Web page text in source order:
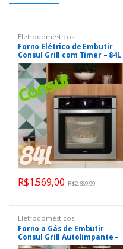
Eletrodomésticos
Forno Elétrico de Embutir
Consul Grill com Timer – 84L
Preto e Prata COB84AR
R$1.569,00 R$2.689,99
Eletrodomésticos
Forno a Gás de Embutir
Consul Grill Autolimpante –
com Timer + Cooktop 4